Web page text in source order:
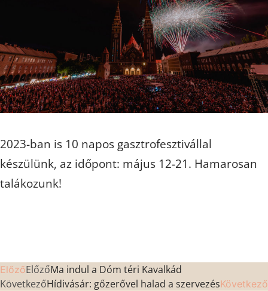
2023-ban is 10 napos gasztrofesztivállal
készülünk, az időpont: május 12-21. Hamarosan
talákozunk!
ElőzőElőzőMa indul a Dóm téri Kavalkád
KövetkezőHídivásár: gőzerővel halad a szervezésKövetkező